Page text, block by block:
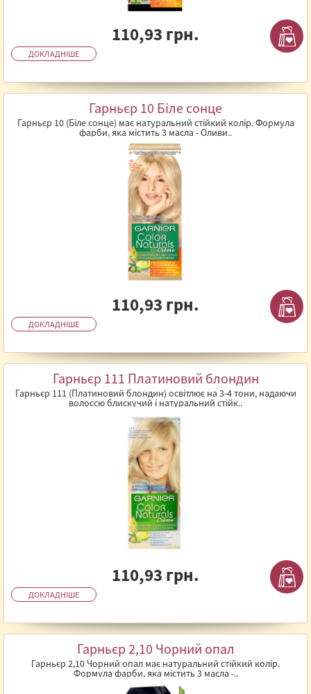
110,93 грн.
ДОКЛАДНІШЕ
Гарньєр 10 Біле сонце
Гарньєр 10 (Біле сонце) має натуральний стійкий колір. Формула
фарби, яка містить 3 масла - Оливи..
110,93 грн.
ДОКЛАДНІШЕ
Гарньєр 111 Платиновий блондин
Гарньєр 111 (Платиновий блондин) освітлює на 3-4 тони, надаючи
волоссю блискучий і натуральний стійк..
110,93 грн.
ДОКЛАДНІШЕ
Гарньєр 2,10 Чорний опал
Гарньєр 2,10 Чорний опал має натуральний стійкий колір.
Формула фарби, яка містить 3 масла -..